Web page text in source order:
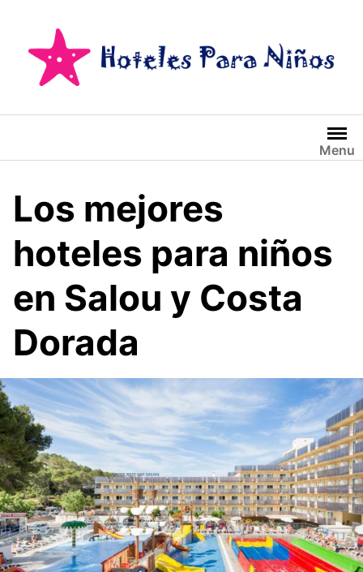
contenido
Menu
Los mejores
hoteles para niños
en Salou y Costa
Dorada